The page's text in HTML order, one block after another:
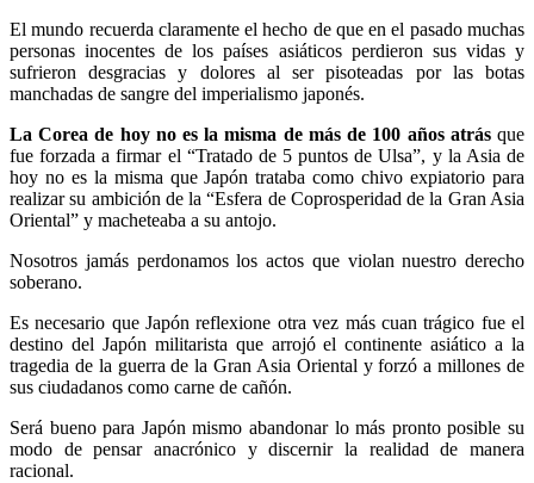
El mundo recuerda claramente el hecho de que en el pasado muchas
personas inocentes de los países asiáticos perdieron sus vidas y
sufrieron desgracias y dolores al ser pisoteadas por las botas
manchadas de sangre del imperialismo japonés.
La Corea de hoy no es la misma de más de 100 años atrásque
fue forzada a firmar el “Tratado de 5 puntos de Ulsa”, y la Asia de
hoy no es la misma que Japón trataba como chivo expiatorio para
realizar su ambición de la “Esfera de Coprosperidad de la Gran Asia
Oriental” y macheteaba a su antojo.
Nosotros jamás perdonamos los actos que violan nuestro derecho
soberano.
Es necesario que Japón reflexione otra vez más cuan trágico fue el
destino del Japón militarista que arrojó el continente asiático a la
tragedia de la guerra de la Gran Asia Oriental y forzó a millones de
sus ciudadanos como carne de cañón.
Será bueno para Japón mismo abandonar lo más pronto posible su
modo de pensar anacrónico y discernir la realidad de manera
racional.